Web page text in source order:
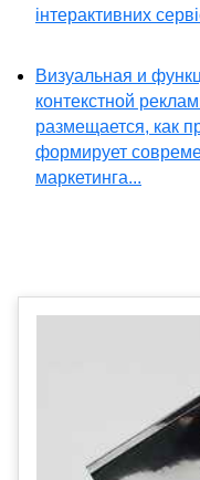
інтерактивних
Визуальная и
контекстной
размещается, как
формирует
маркетинга...